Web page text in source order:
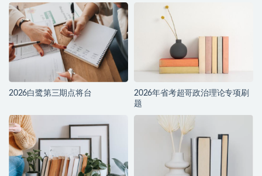
2026白鹭第三期点将台
2026年省考超哥政治理论专项刷
题